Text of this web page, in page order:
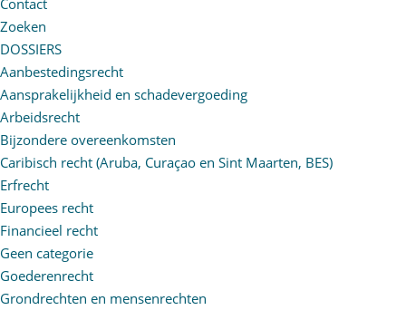
Zoeken
DOSSIERS
Aanbestedingsrecht
Aansprakelijkheid en schadevergoeding
Arbeidsrecht
Bijzondere overeenkomsten
Caribisch recht (Aruba, Curaçao en Sint Maarten, BES)
Erfrecht
Europees recht
Financieel recht
Geen categorie
Goederenrecht
Grondrechten en mensenrechten